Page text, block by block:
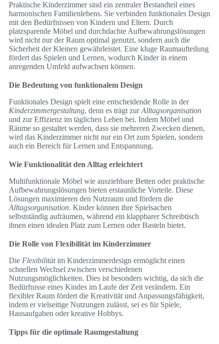
Praktische Kinderzimmer sind ein zentraler Bestandteil eines
harmonischen Familienlebens. Sie verbinden funktionales Design
mit den Bedürfnissen von Kindern und Eltern. Durch
platzsparende Möbel und durchdachte Aufbewahrungslösungen
wird nicht nur der Raum optimal genutzt, sondern auch die
Sicherheit der Kleinen gewährleistet. Eine kluge Raumaufteilung
fördert das Spielen und Lernen, wodurch Kinder in einem
anregenden Umfeld aufwachsen können.
Die Bedeutung von funktionalem Design
Funktionales Design spielt eine entscheidende Rolle in der
Kinderzimmergestaltung, denn es trägt zurAlltagsorganisation
und zur Effizienz im täglichen Leben bei. Indem Möbel und
Räume so gestaltet werden, dass sie mehreren Zwecken dienen,
wird das Kinderzimmer nicht nur ein Ort zum Spielen, sondern
auch ein Bereich für Lernen und Entspannung.
Wie Funktionalität den Alltag erleichtert
Multifunktionale Möbel wie ausziehbare Betten oder praktische
Aufbewahrungslösungen bieten erstaunliche Vorteile. Diese
Lösungen maximieren den Nutzraum und fördern die
Alltagsorganisation. Kinder können ihre Spielsachen
selbstständig aufräumen, während ein klappbarer Schreibtisch
ihnen einen idealen Platz zum Lernen oder Basteln bietet.
Die Rolle von Flexibilität im Kinderzimmer
Die Flexibilitätim Kinderzimmerdesign ermöglicht einen
schnellen Wechsel zwischen verschiedenen
Nutzungsmöglichkeiten. Dies ist besonders wichtig, da sich die
Bedürfnisse eines Kindes im Laufe der Zeit verändern. Ein
flexibler Raum fördert die Kreativität und Anpassungsfähigkeit,
indem er vielseitige Nutzungen zulässt, sei es für Spiele,
Hausaufgaben oder kreative Hobbys.
Tipps für die optimale Raumgestaltung